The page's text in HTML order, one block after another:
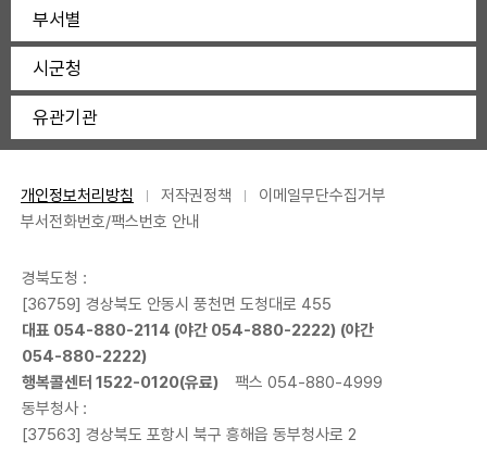
부서별
시군청
유관기관
개인정보처리방침 저작권정책
이메일무단수집거부
부서전화번호/팩스번호 안내
경북도청 :
[36759] 경상북도 안동시 풍천면 도청대로 455
대표 054-880-2114 (야간 054-880-2222) (야간
054-880-2222)
행복콜센터 1522-0120(유료)
팩스 054-880-4999
동부청사 :
[37563] 경상북도 포항시 북구 흥해읍 동부청사로 2